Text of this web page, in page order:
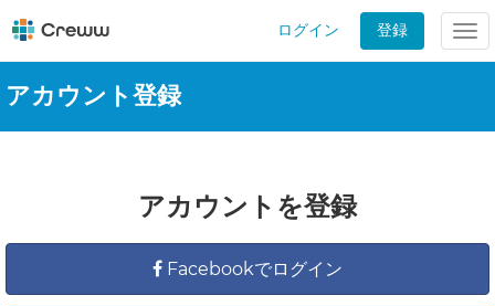
ログイン 登録
アカウント登録
アカウントを登録
Facebookでログイン